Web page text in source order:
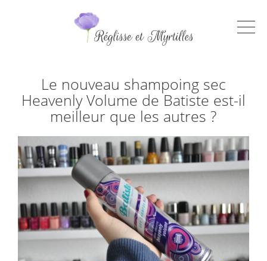
Le nouveau shampoing sec
Heavenly Volume de Batiste est-il
meilleur que les autres ?